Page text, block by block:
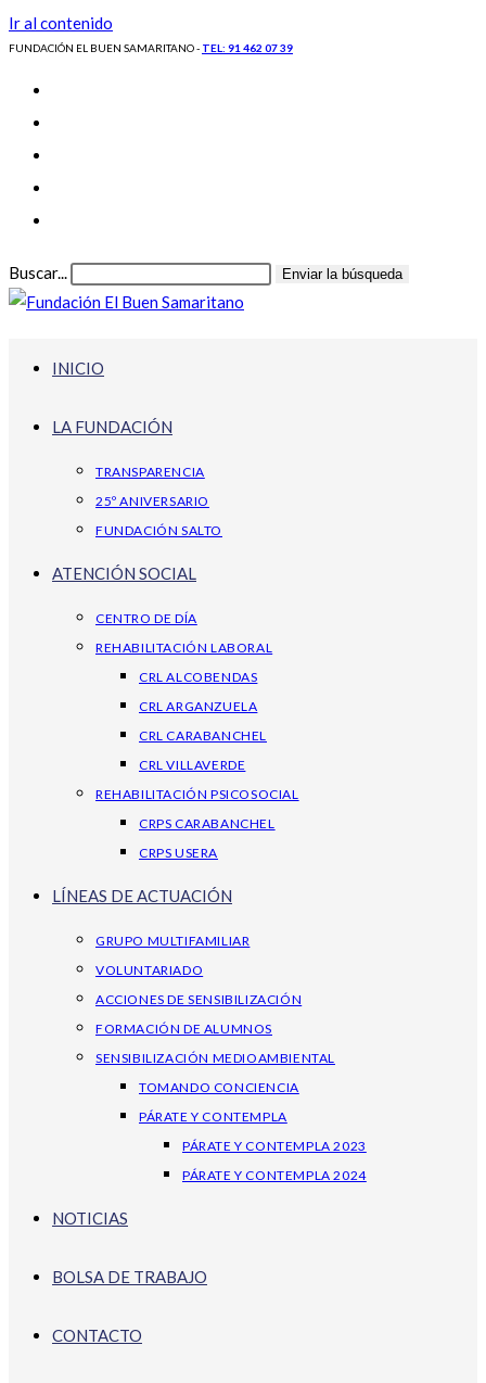
Ir al contenido
FUNDACIÓN EL BUEN SAMARITANO - TEL: 91 462 07 39
Buscar... Enviar la búsqueda
INICIO
LA FUNDACIÓN
TRANSPARENCIA
25º ANIVERSARIO
FUNDACIÓN SALTO
ATENCIÓN SOCIAL
CENTRO DE DÍA
REHABILITACIÓN LABORAL
CRL ALCOBENDAS
CRL ARGANZUELA
CRL CARABANCHEL
CRL VILLAVERDE
REHABILITACIÓN PSICOSOCIAL
CRPS CARABANCHEL
CRPS USERA
LÍNEAS DE ACTUACIÓN
GRUPO MULTIFAMILIAR
VOLUNTARIADO
ACCIONES DE SENSIBILIZACIÓN
FORMACIÓN DE ALUMNOS
SENSIBILIZACIÓN MEDIOAMBIENTAL
TOMANDO CONCIENCIA
PÁRATE Y CONTEMPLA
PÁRATE Y CONTEMPLA 2023
PÁRATE Y CONTEMPLA 2024
NOTICIAS
BOLSA DE TRABAJO
CONTACTO